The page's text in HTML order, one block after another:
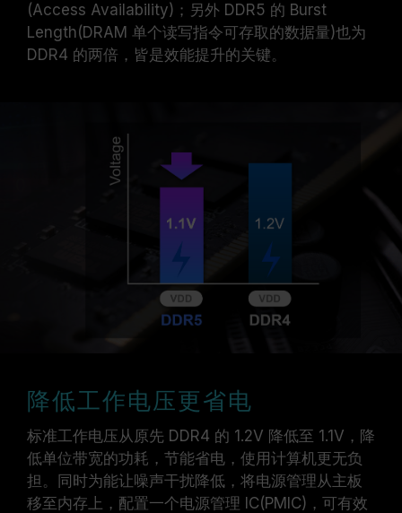
(Access Availability)；另外 DDR5 的 Burst
Length(DRAM 单个读写指令可存取的数据量)也为
DDR4 的两倍，皆是效能提升的关键。
降低工作电压更省电
标准工作电压从原先 DDR4 的 1.2V 降低至 1.1V，降
低单位带宽的功耗，节能省电，使用计算机更无负
担。同时为能让噪声干扰降低，将电源管理从主板
移至内存上，配置一个电源管理 IC(PMIC)，可有效